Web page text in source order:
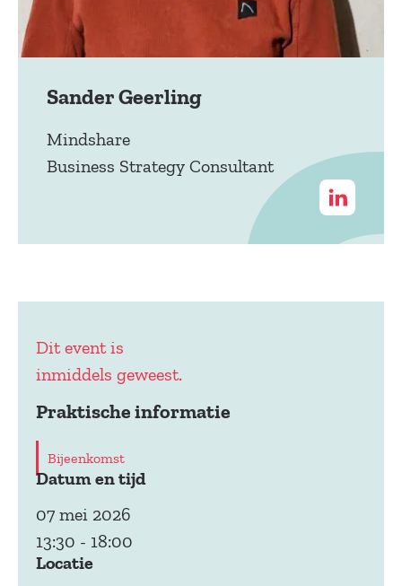
Sander Geerling
Mindshare
Business Strategy Consultant
Dit event is
inmiddels geweest.
Praktische informatie
Bijeenkomst
Datum en tijd
07 mei 2026
13:30 - 18:00
Locatie